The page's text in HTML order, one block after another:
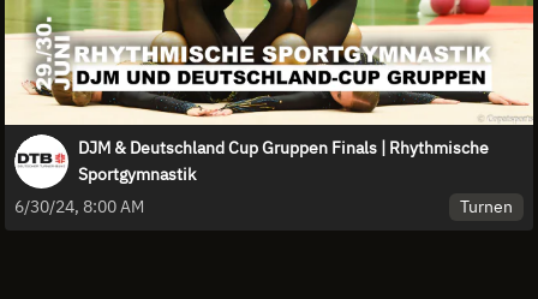
DJM & Deutschland Cup Gruppen Finals | Rhythmische
Sportgymnastik
6/30/24, 8:00 AM
Turnen